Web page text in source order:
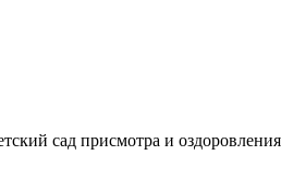
сад присмотра и